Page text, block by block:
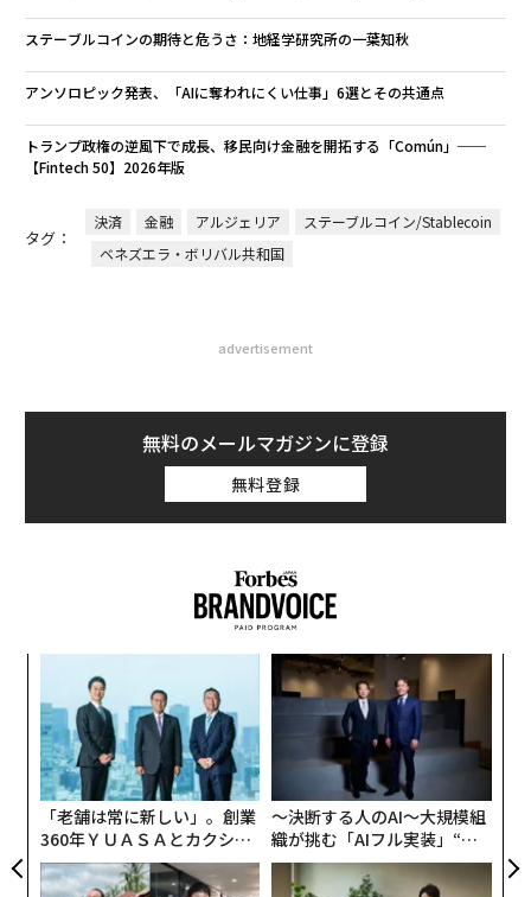
ステーブルコインの期待と危うさ：地経学研究所の一葉知秋
アンソロピック発表、「AIに奪われにくい仕事」6選とその共通点
トランプ政権の逆風下で成長、移民向け金融を開拓する「Común」──
【Fintech 50】2026年版
タグ：
決済 金融 アルジェリア
ステーブルコイン/Stablecoin
ベネズエラ・ボリバル共和国
advertisement
無料のメールマガジンに登録
無料登録
「老舗は常に新しい」。創業
360年ＹＵＡＳＡとカクシン
CEO田尻望が語る、AIを超え
る人の価値
〜決断する人のAI〜大規模組
織が挑む「AIフル実装」“使
う”企業から“動く”企業へ【N
TTドコモビジネス×PwC】